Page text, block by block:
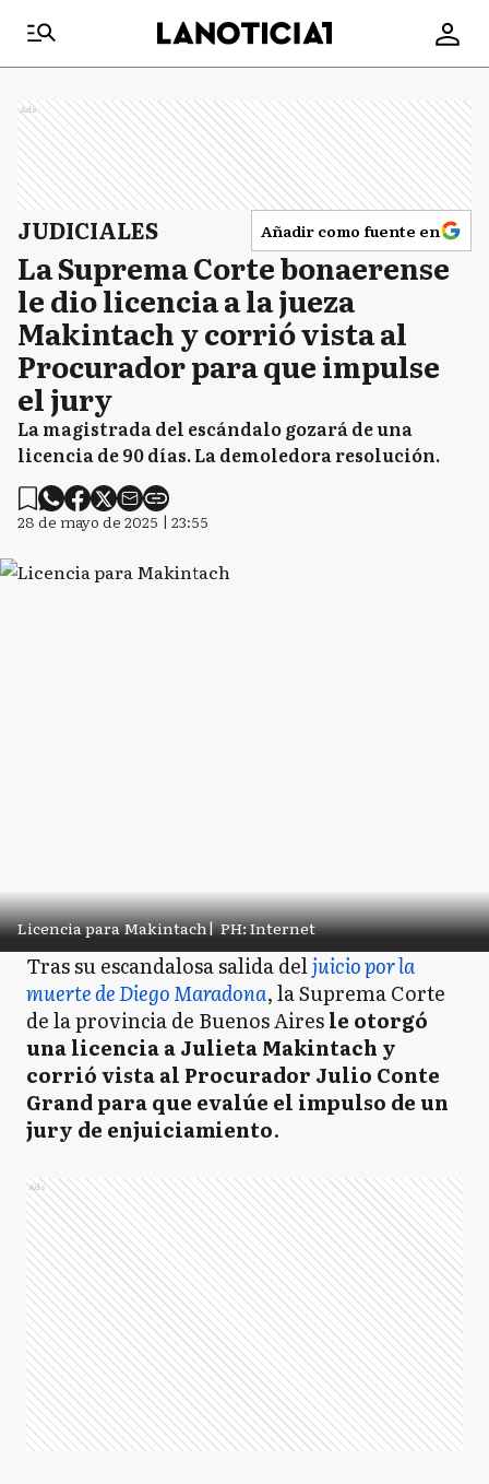
Ads
JUDICIALES Añadir como fuente en
La Suprema Corte bonaerense
le dio licencia a la jueza
Makintach y corrió vista al
Procurador para que impulse
el jury
La magistrada del escándalo gozará de una
licencia de 90 días. La demoledora resolución.
28 de mayo de 2025 | 23:55
Licencia para Makintach| PH: Internet
Tras su escandalosa salida deljuicio por la
muerte de Diego Maradona, la Suprema Corte
de la provincia de Buenos Airesle otorgó
una licencia a Julieta Makintach y
corrió vista al Procurador Julio Conte
Grand para que evalúe el impulso de un
jury de enjuiciamiento.
Ads